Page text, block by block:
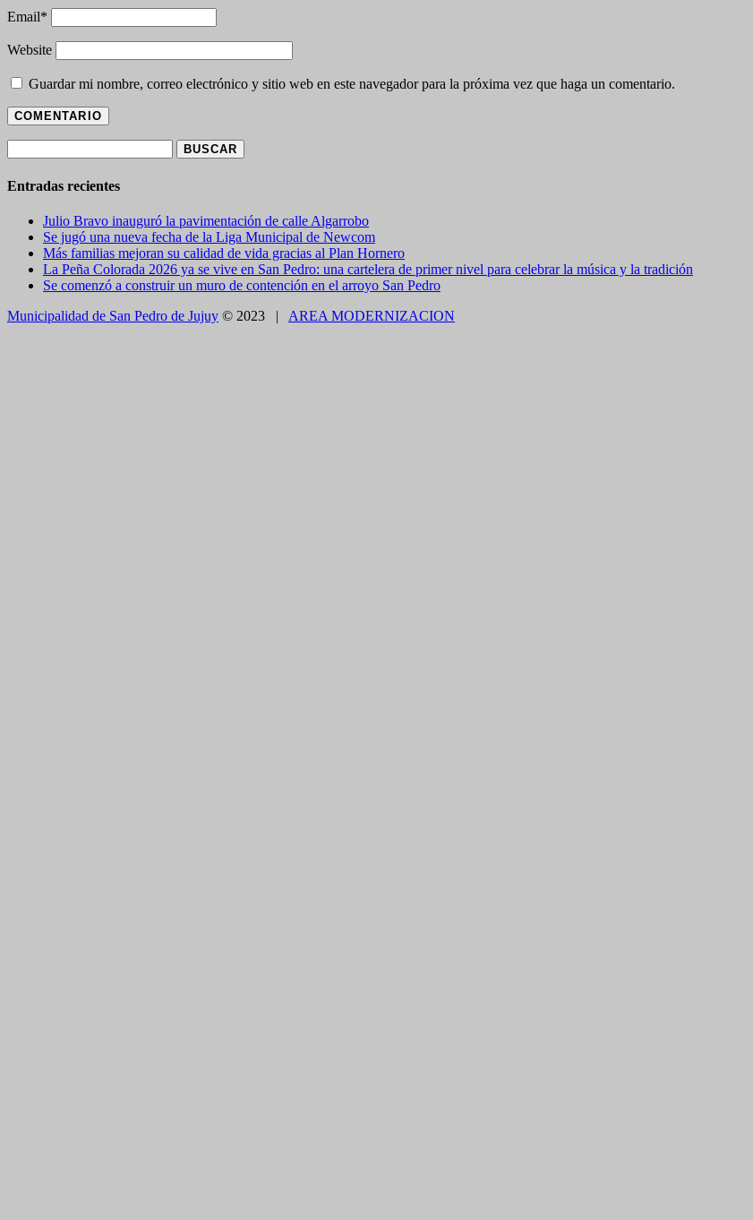
Email*
Website
Guardar mi nombre, correo electrónico y sitio web en este navegador para la próxima vez que haga un comentario.
Entradas recientes
Julio Bravo inauguró la pavimentación de calle Algarrobo
Se jugó una nueva fecha de la Liga Municipal de Newcom
Más familias mejoran su calidad de vida gracias al Plan Hornero
La Peña Colorada 2026 ya se vive en San Pedro: una cartelera de primer nivel para celebrar la música y la tradición
Se comenzó a construir un muro de contención en el arroyo San Pedro
Municipalidad de San Pedro de Jujuy © 2023 | AREA MODERNIZACION